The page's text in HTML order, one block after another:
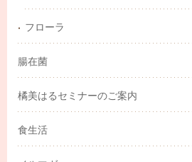
フローラ
腸在菌
橘美はるセミナーのご案内
食生活